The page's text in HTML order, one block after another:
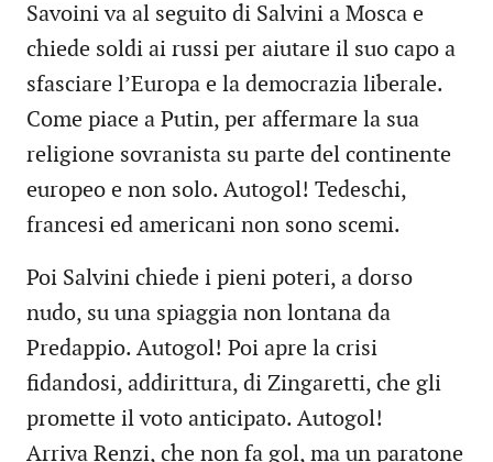
Savoini va al seguito di Salvini a Mosca e
chiede soldi ai russi per aiutare il suo capo a
sfasciare l’Europa e la democrazia liberale.
Come piace a Putin, per affermare la sua
religione sovranista su parte del continente
europeo e non solo. Autogol! Tedeschi,
francesi ed americani non sono scemi.
Poi Salvini chiede i pieni poteri, a dorso
nudo, su una spiaggia non lontana da
Predappio. Autogol! Poi apre la crisi
fidandosi, addirittura, di Zingaretti, che gli
promette il voto anticipato. Autogol!
Arriva Renzi, che non fa gol, ma un paratone